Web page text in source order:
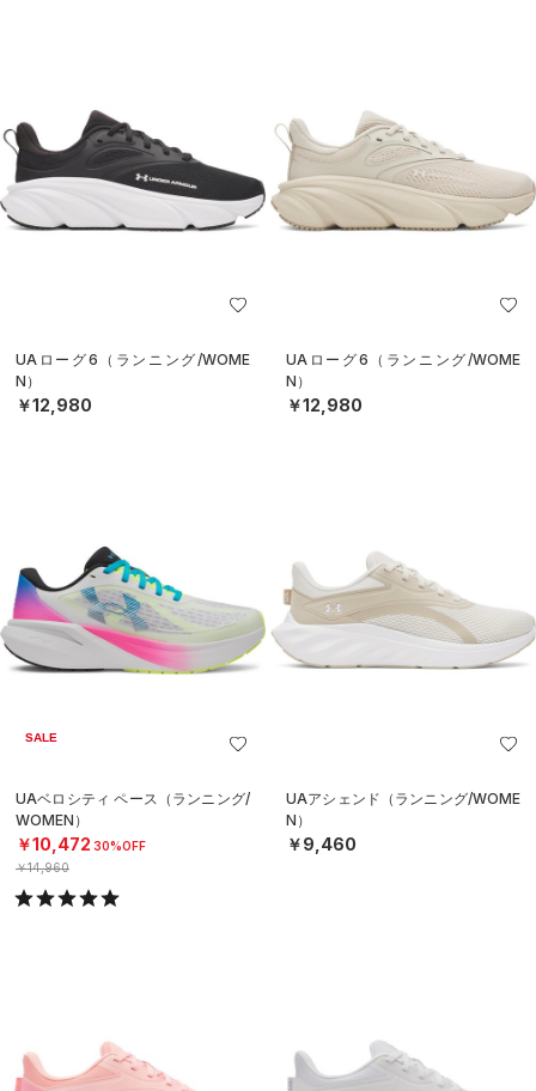
UAローグ6（ランニング/WOME
N）
￥12,980
UAローグ6（ランニング/WOME
N）
￥12,980
SALE
UAベロシティ ペース（ランニング/
WOMEN）
￥10,472 30%OFF
￥14,960
UAアシェンド（ランニング/WOME
N）
￥9,460